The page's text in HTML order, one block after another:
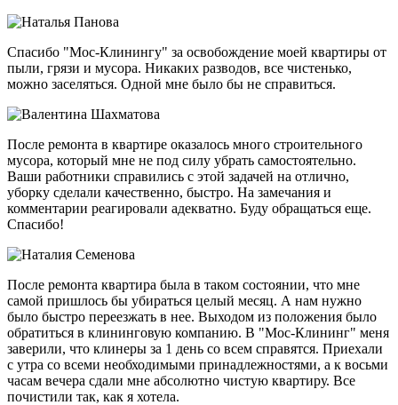
Спасибо "Мос-Клинингу" за освобождение моей квартиры от
пыли, грязи и мусора. Никаких разводов, все чистенько,
можно заселяться. Одной мне было бы не справиться.
После ремонта в квартире оказалось много строительного
мусора, который мне не под силу убрать самостоятельно.
Ваши работники справились с этой задачей на отлично,
уборку сделали качественно, быстро. На замечания и
комментарии реагировали адекватно. Буду обращаться еще.
Спасибо!
После ремонта квартира была в таком состоянии, что мне
самой пришлось бы убираться целый месяц. А нам нужно
было быстро переезжать в нее. Выходом из положения было
обратиться в клининговую компанию. В "Мос-Клининг" меня
заверили, что клинеры за 1 день со всем справятся. Приехали
с утра со всеми необходимыми принадлежностями, а к восьми
часам вечера сдали мне абсолютно чистую квартиру. Все
почистили так, как я хотела.